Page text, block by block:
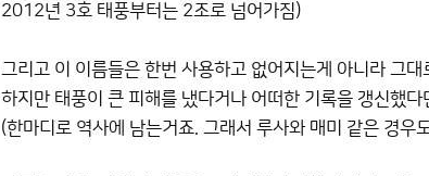
2012년 3호 태풍부터는 2조로 넘어가짐)
그리고 이 이름들은 한번 사용하고 없어지는게 아니라 그대
하지만 태풍이 큰 피해를 냈다거나 어떠한 기록을 갱신했
(한마디로 역사에 남는거죠. 그래서 루사와 매미 같은 경우